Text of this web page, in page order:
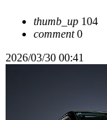
thumb_up 104
comment0
2026/03/30 00:41